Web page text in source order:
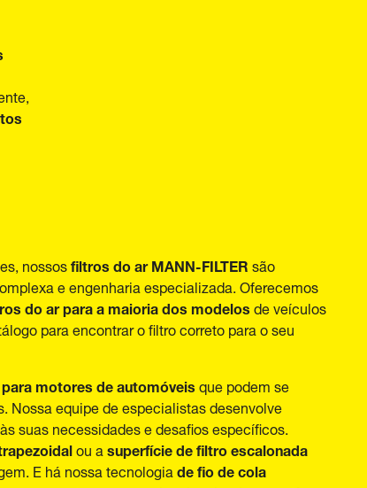
nossosfiltros do ar MANN-FILTERsão
e engenharia especializada. Oferecemos
do ar para a maioria dos modelosde veículos
para encontrar o filtro correto para o seu
motores de automóveisque podem se
Nossa equipe de especialistas desenvolve
suas necessidades e desafios específicos.
ou asuperfície de filtro escalonada
E há nossa tecnologiade fio de cola